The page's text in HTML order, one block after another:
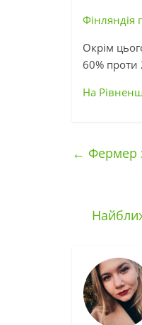
Фінляндія
Окрім
60% проти
На
← Фермер